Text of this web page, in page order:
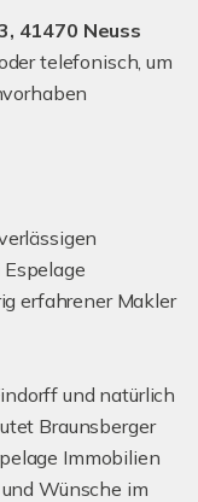
41470 Neuss
telefonisch, um
erfahrener Makler
und natürlich
Braunsberger
Immobilien
Wünsche im